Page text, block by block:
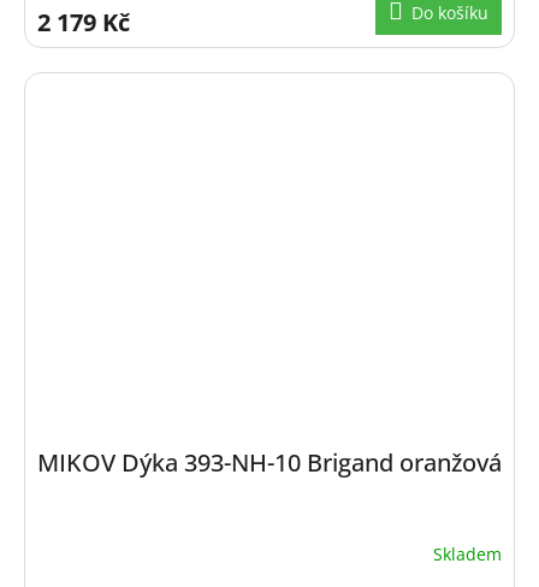
2 179 Kč Do košíku
MIKOV Dýka 393-NH-10 Brigand oranžová
Skladem